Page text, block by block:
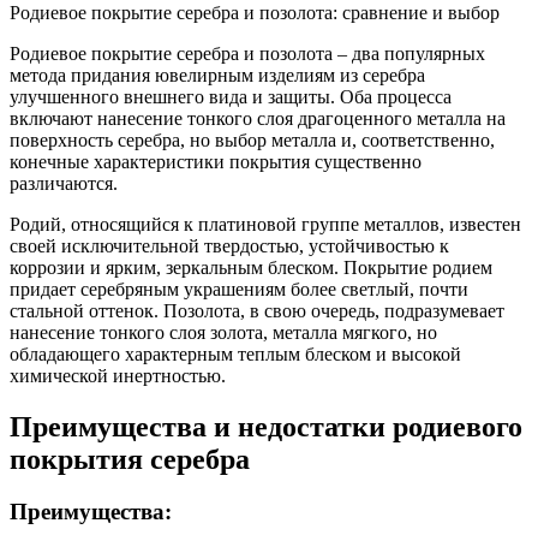
Родиевое покрытие серебра и позолота: сравнение и выбор
Родиевое покрытие серебра и позолота – два популярных
метода придания ювелирным изделиям из серебра
улучшенного внешнего вида и защиты. Оба процесса
включают нанесение тонкого слоя драгоценного металла на
поверхность серебра, но выбор металла и, соответственно,
конечные характеристики покрытия существенно
различаются.
Родий, относящийся к платиновой группе металлов, известен
своей исключительной твердостью, устойчивостью к
коррозии и ярким, зеркальным блеском. Покрытие родием
придает серебряным украшениям более светлый, почти
стальной оттенок. Позолота, в свою очередь, подразумевает
нанесение тонкого слоя золота, металла мягкого, но
обладающего характерным теплым блеском и высокой
химической инертностью.
Преимущества и недостатки родиевого
покрытия серебра
Преимущества: